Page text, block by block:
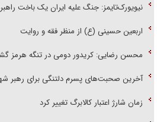
نیویورک‌تایمز: جنگ علیه ایران یک باخت
اربعین حسینی (ع) از منظر فقه و روایت
محسن رضایی: کریدور دومی در تنگه هرمز
آخرین صحبت‌های پسرم دلتنگی برای رهبر
زمان شارژ اعتبار کالابرگ تغییر کرد